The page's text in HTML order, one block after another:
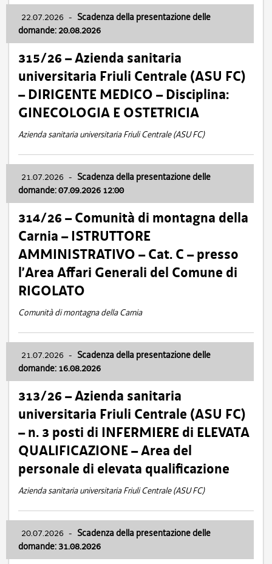
22.07.2026 - Scadenza della presentazione delle
domande: 20.08.2026
315/26 – Azienda sanitaria
universitaria Friuli Centrale (ASU FC)
– DIRIGENTE MEDICO – Disciplina:
GINECOLOGIA E OSTETRICIA
Azienda sanitaria universitaria Friuli Centrale (ASU FC)
21.07.2026 - Scadenza della presentazione delle
domande: 07.09.2026 12:00
314/26 – Comunità di montagna della
Carnia – ISTRUTTORE
AMMINISTRATIVO – Cat. C – presso
l’Area Affari Generali del Comune di
RIGOLATO
Comunità di montagna della Carnia
21.07.2026 - Scadenza della presentazione delle
domande: 16.08.2026
313/26 – Azienda sanitaria
universitaria Friuli Centrale (ASU FC)
– n. 3 posti di INFERMIERE di ELEVATA
QUALIFICAZIONE – Area del
personale di elevata qualificazione
Azienda sanitaria universitaria Friuli Centrale (ASU FC)
20.07.2026 - Scadenza della presentazione delle
domande: 31.08.2026